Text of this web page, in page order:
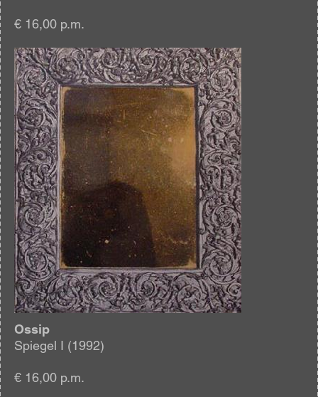
€ 16,00 p.m.
Afbeelding
Ossip
Spiegel I (1992)
€ 16,00 p.m.